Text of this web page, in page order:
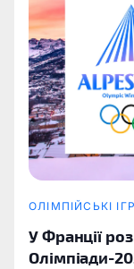
ОЛІМПІЙСЬКІ
У Франції
Олімпіади-